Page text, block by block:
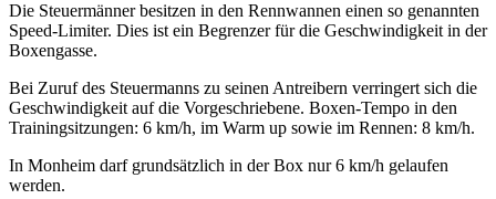
Die Steuermänner besitzen in den Rennwannen einen so genannten
Speed-Limiter. Dies ist ein Begrenzer für die Geschwindigkeit in der
Boxengasse.
Bei Zuruf des Steuermanns zu seinen Antreibern verringert sich die
Geschwindigkeit auf die Vorgeschriebene. Boxen-Tempo in den
Trainingsitzungen: 6 km/h, im Warm up sowie im Rennen: 8 km/h.
In Monheim darf grundsätzlich in der Box nur 6 km/h gelaufen
werden.